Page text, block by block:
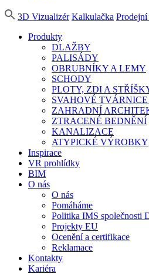
3D Vizualizér Kalkulačka Prodejní
Produkty
DLAŽBY
PALISÁDY
OBRUBNÍKY A LEMY
SCHODY
PLOTY, ZDI A
SVAHOVÉ
ZAHRADNÍ
ZTRACENÉ BEDNĚNÍ
KANALIZACE
ATYPICKÉ VÝROBKY
Inspirace
VR prohlídky
BIM
O nás
O nás
Pomáháme
Politika IMS společnosti
Projekty EU
Ocenění a certifikace
Reklamace
Kontakty
Kariéra